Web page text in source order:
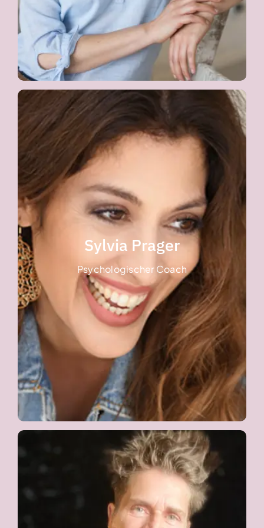
ihre Fähigkeit, individuelle Lösungen
zu finden, haben mich nachhaltig
beeindruckt.
Sylvia Prager
Psychologischer Coach
Sylvia Prager
Jana bezaubert durch ihre authentische und
wirklich spürbar echte Art. Sie ist ein Mensch
mit ganz ganz viel Tiefe, […] In ihrem Blessing
durfte ich Jana als sehr liebevoll und
einfühlsam wahrnehmen. Sie war mit ganzem
Herzen dabei und das konnte man auch
spüren. Ich kann sie jedem, der sich seiner
Spiritualität auf Herzensebene weiter öffnen
möchte nur empfehlen.
Zauberhaft, Alles. Du, Dein Live, das Buch,
Yvonne Fendel
Ich habe ein Akasha Reading bei dir